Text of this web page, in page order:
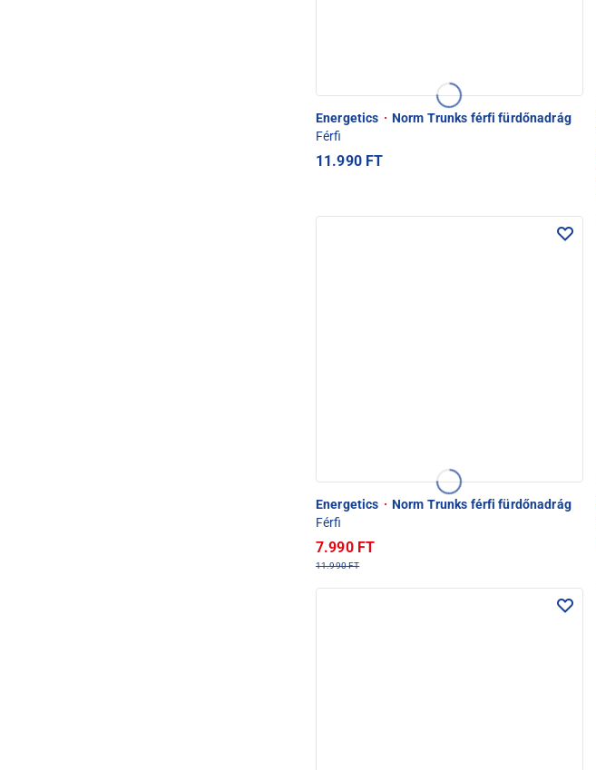
Energetics · Norm Trunks férfi fürdőnadrág
Férfi
11.990 FT
Energetics · Norm Trunks férfi fürdőnadrág
Férfi
7.990 FT
11.990 FT